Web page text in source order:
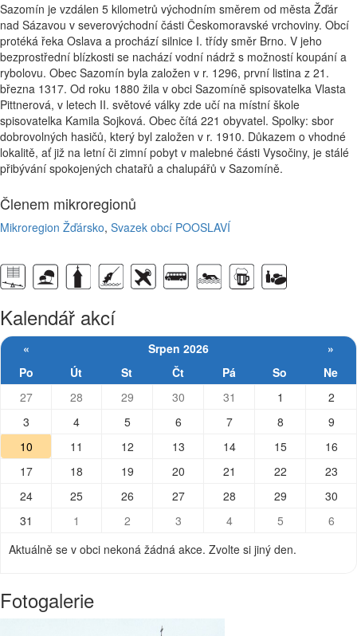
Sazomín je vzdálen 5 kilometrů východním směrem od města Žďár
nad Sázavou v severovýchodní části Českomoravské vrchoviny. Obcí
protéká řeka Oslava a prochází silnice I. třídy směr Brno. V jeho
bezprostřední blízkosti se nachází vodní nádrž s možností koupání a
rybolovu. Obec Sazomín byla založen v r. 1296, první listina z 21.
března 1317. Od roku 1880 žila v obci Sazomíně spisovatelka Vlasta
Pittnerová, v letech II. světové války zde učí na místní škole
spisovatelka Kamila Sojková. Obec čítá 221 obyvatel. Spolky: sbor
dobrovolných hasičů, který byl založen v r. 1910. Důkazem o vhodné
lokalitě, ať již na letní či zimní pobyt v malebné části Vysočiny, je stálé
přibývání spokojených chatařů a chalupářů v Sazomíně.
Členem mikroregionů
Mikroregion Žďársko, Svazek obcí POOSLAVÍ
Kalendář akcí
« Srpen 2026
»
Po
Út St Čt Pá So
Ne
27
28 29 30 31 1
2
3
4 5 6 7 8
9
10
11 12 13 14 15
16
17
18 19 20 21 22
23
24
25 26 27 28 29
30
31
1 2 3 4 5
6
Aktuálně se v obci nekoná žádná akce. Zvolte si jiný den.
Fotogalerie